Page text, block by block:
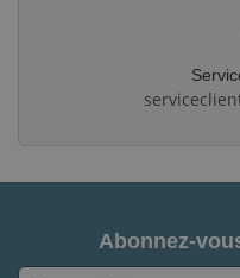
Abonnez-